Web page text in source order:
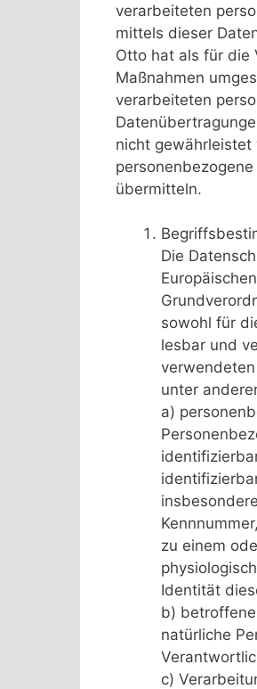
verarbeiteten
mittels dieser
Otto hat als für die
Maßnahmen
verarbeiteten
nicht
übermitteln.
Die
sowohl für
lesbar und
unter
a)
zu einem
Identität
b)
natürliche
c)